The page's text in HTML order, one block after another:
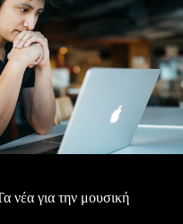
νέα για την μουσική